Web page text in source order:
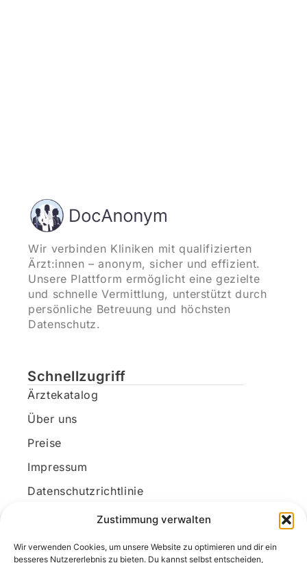
Zustimmung verwalten
Wir verwenden Cookies, um unsere Website zu optimieren und dir ein
besseres Nutzererlebnis zu bieten. Du kannst selbst entscheiden,
Wir verbinden Kliniken mit qualifizierten
Ärzt:innen – anonym, sicher und effizient.
Unsere Plattform ermöglicht eine gezielte
und schnelle Vermittlung, unterstützt durch
persönliche Betreuung und höchsten
Datenschutz.
Schnellzugriff
Ärztekatalog
Über uns
Preise
Impressum
Datenschutzrichtlinie
Kundenkonto
Unsere Kontaktdaten